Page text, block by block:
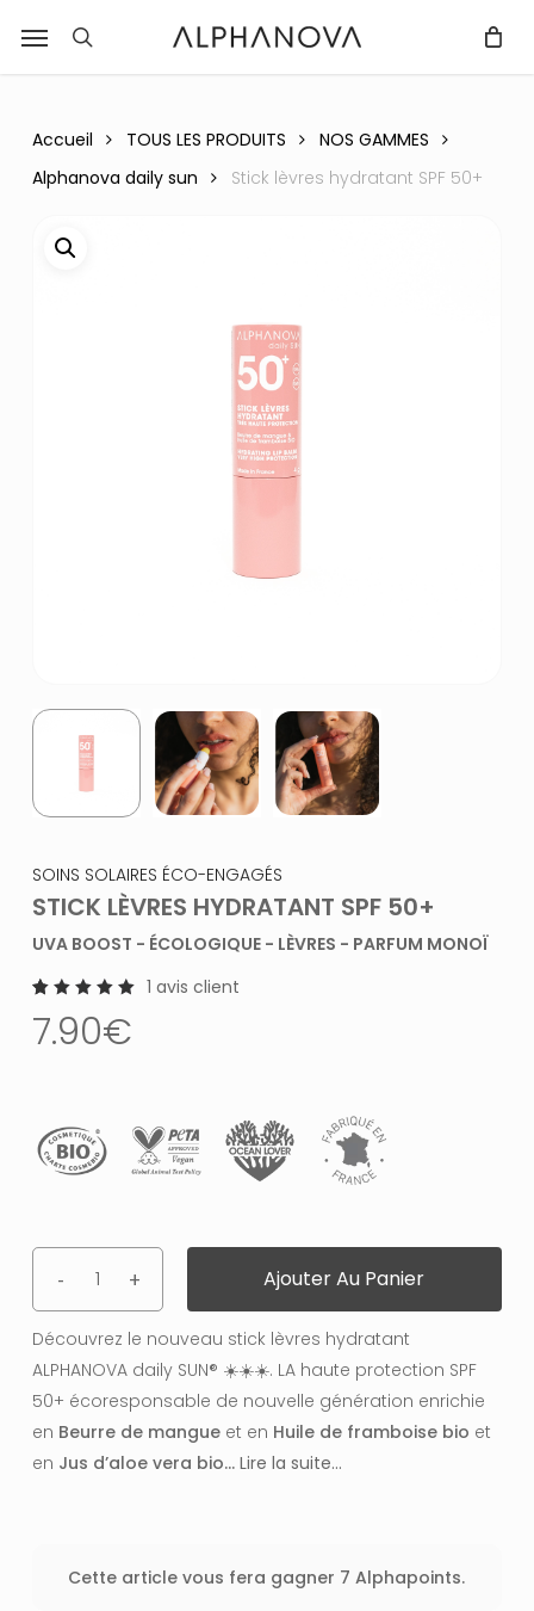
main
recherche
Menu
Fermer
Accueil TOUS LES PRODUITS
NOS GAMMES
Alphanova daily sun
Stick lèvres hydratant SPF 50+
SOINS SOLAIRES ÉCO-ENGAGÉS
STICK LÈVRES HYDRATANT SPF 50+
UVA BOOST - ÉCOLOGIQUE - LÈVRES - PARFUM MONOÏ
5.00
sur 5
1 avis client
7.90€
Ajouter Au Panier
Découvrez le nouveau stick lèvres hydratant
ALPHANOVA daily SUN® ☀️☀️☀️. LA haute protection SPF
50+ écoresponsable de nouvelle génération enrichie
en Beurre de mangue et en Huile de framboise bio et
en Jus d’aloe vera bio… Lire la suite…
Cette article vous fera gagner 7 Alphapoints.